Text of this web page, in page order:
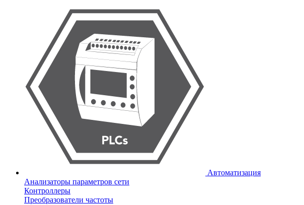
Автоматизация
Анализаторы параметров сети
Контроллеры
Преобразователи частоты